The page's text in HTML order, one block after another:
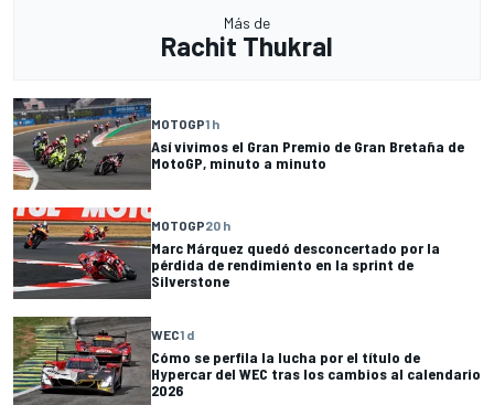
Más de
Rachit Thukral
MOTOGP1 h
Así vivimos el Gran Premio de Gran Bretaña de
MotoGP, minuto a minuto
MOTOGP20 h
Marc Márquez quedó desconcertado por la
pérdida de rendimiento en la sprint de
Silverstone
WEC1 d
Cómo se perfila la lucha por el título de
Hypercar del WEC tras los cambios al calendario
2026